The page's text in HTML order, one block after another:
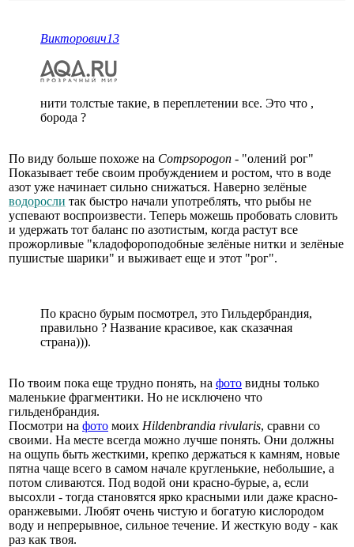
Викторович13
нити толстые такие, в переплетении все. Это что ,
борода ?
По виду больше похоже на Compsopogon - "олений рог"
Показывает тебе своим пробуждением и ростом, что в воде
азот уже начинает сильно снижаться. Наверно зелёные
водоросли так быстро начали употреблять, что рыбы не
успевают воспроизвести. Теперь можешь пробовать словить
и удержать тот баланс по азотистым, когда растут все
прожорливые "кладофороподобные зелёные нитки и зелёные
пушистые шарики" и выживает еще и этот "рог".
По красно бурым посмотрел, это Гильдербрандия,
правильно ? Название красивое, как сказачная
страна))).
По твоим пока еще трудно понять, на фото видны только
маленькие фрагментики. Но не исключено что
гильденбрандия.
Посмотри на фото моих Hildenbrandia rivularis, сравни со
своими. На месте всегда можно лучше понять. Они должны
на ощупь быть жесткими, крепко держаться к камням, новые
пятна чаще всего в самом начале кругленькие, небольшие, а
потом сливаются. Под водой они красно-бурые, а, если
высохли - тогда становятся ярко красными или даже красно-
оранжевыми. Любят очень чистую и богатую кислородом
воду и непрерывное, сильное течение. И жесткую воду - как
раз как твоя.